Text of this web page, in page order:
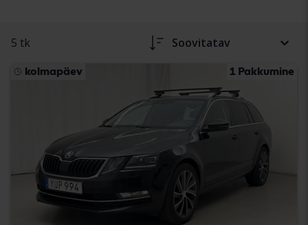
5 tk Soovitatav
kolmapäev 1 Pakkumine